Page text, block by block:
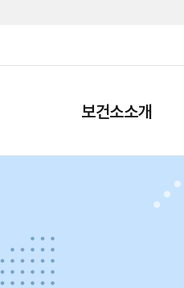
보건소소개